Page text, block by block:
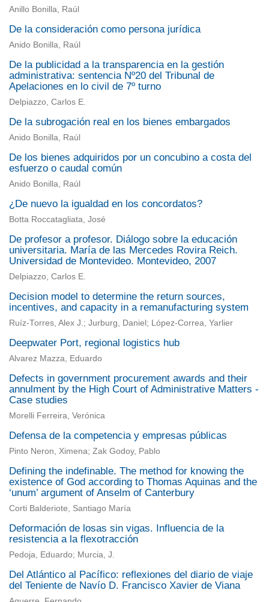
Anillo Bonilla, Raúl
De la consideración como persona jurídica
Anido Bonilla, Raúl
De la publicidad a la transparencia en la gestión
administrativa: sentencia Nº20 del Tribunal de
Apelaciones en lo civil de 7º turno
Delpiazzo, Carlos E.
De la subrogación real en los bienes embargados
Anido Bonilla, Raúl
De los bienes adquiridos por un concubino a costa del
esfuerzo o caudal común
Anido Bonilla, Raúl
¿De nuevo la igualdad en los concordatos?
Botta Roccatagliata, José
De profesor a profesor. Diálogo sobre la educación
universitaria. María de las Mercedes Rovira Reich.
Universidad de Montevideo. Montevideo, 2007
Delpiazzo, Carlos E.
Decision model to determine the return sources,
incentives, and capacity in a remanufacturing system
Ruíz-Torres, Alex J.; Jurburg, Daniel; López-Correa, Yarlier
Deepwater Port, regional logistics hub
Alvarez Mazza, Eduardo
Defects in government procurement awards and their
annulment by the High Court of Administrative Matters -
Case studies
Morelli Ferreira, Verónica
Defensa de la competencia y empresas públicas
Pinto Neron, Ximena; Zak Godoy, Pablo
Defining the indefinable. The method for knowing the
existence of God according to Thomas Aquinas and the
‘unum’ argument of Anselm of Canterbury
Corti Balderiote, Santiago María
Deformación de losas sin vigas. Influencia de la
resistencia a la flexotracción
Pedoja, Eduardo; Murcia, J.
Del Atlántico al Pacífico: reflexiones del diario de viaje
del Teniente de Navío D. Francisco Xavier de Viana